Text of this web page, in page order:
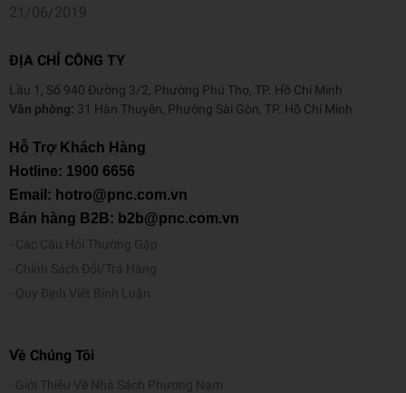
21/06/2019
ĐỊA CHỈ CÔNG TY
Lầu 1, Số 940 Đường 3/2, Phường Phú Thọ, TP. Hồ Chí Minh
Văn phòng: 31 Hàn Thuyên, Phường Sài Gòn, TP. Hồ Chí Minh
Hỗ Trợ Khách Hàng
Hotline: 1900 6656
Email: hotro@pnc.com.vn
Bán hàng B2B: b2b@pnc.com.vn
Các Câu Hỏi Thường Gặp
Chính Sách Đổi/Trả Hàng
Quy Định Viết Bình Luận
Về Chúng Tôi
Giới Thiệu Về Nhà Sách Phương Nam